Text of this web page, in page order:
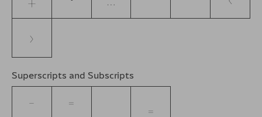
›
Superscripts and Subscripts
⁻ ⁼ ₌